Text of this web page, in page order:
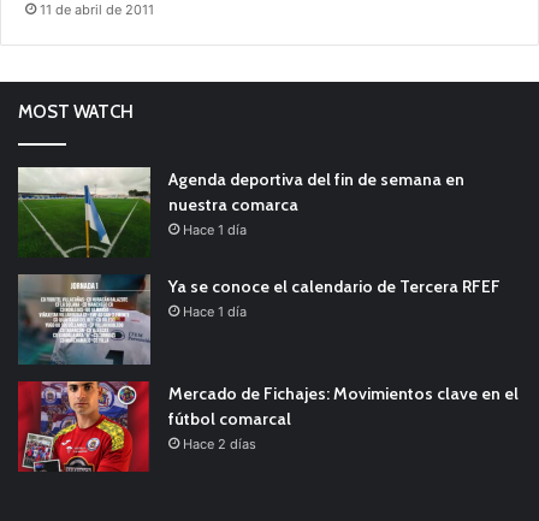
11 de abril de 2011
MOST WATCH
Agenda deportiva del fin de semana en
nuestra comarca
Hace 1 día
Ya se conoce el calendario de Tercera RFEF
Hace 1 día
Mercado de Fichajes: Movimientos clave en el
fútbol comarcal
Hace 2 días